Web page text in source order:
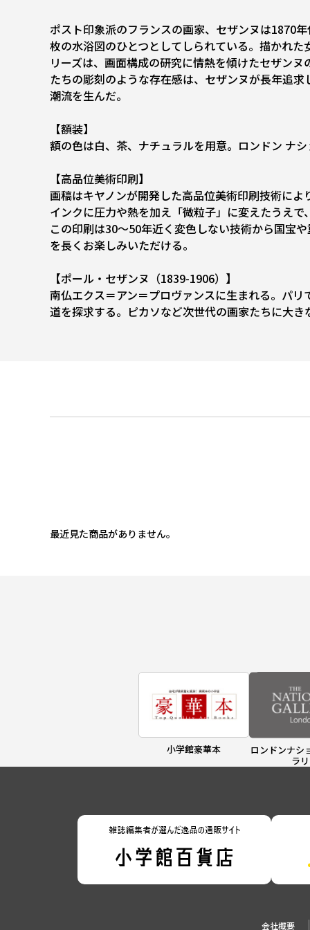
ポスト印象派のフランスの画家、セザンヌは1870
枚の水浴図のひとつとしてしられている。描かれ
リーズは、画面構成の研究に情熱を傾けたセザン
たちの彫刻のような存在感は、セザンヌが長年追
潮流を生んだ。
【額装】
額の色は白、茶、ナチュラルを用意。ロンドン ナ
【高品位美術印刷】
画稿はキヤノンが開発した高品位美術印刷技術によ
インクに圧力や熱を加え「微粒子」に変えたうえ
この印刷は30～50年近く変色しない技術から国宝
を長くお楽しみいただける。
【ポール・セザンヌ（1839-1906）】
南仏エクス＝アン＝プロヴァンスに生まれる。パ
道を探求する。ピカソなど次世代の画家たちに大
最近見た商品がありません。
小学館豪華本
ロンドンナシ
ラ
会社概要